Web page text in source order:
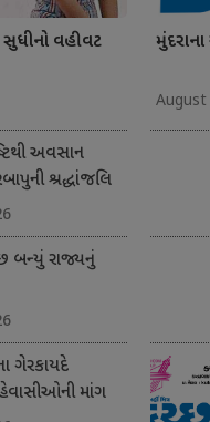
સુધીનો વહીવટ
અવસાન
શ્રદ્ધાંજલિ
બન્યું રાજ્યનું
ગેરકાયદે
માંગ
August